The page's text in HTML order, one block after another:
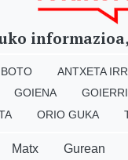
ANTXETA
GOIENA
ORIO GUKA
Matx Gurean